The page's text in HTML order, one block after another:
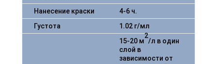
Нанесение краски
4-6 ч.
Густота
1.02 г/мл
15-20 м
2
/л в один
слой в
зависимости от